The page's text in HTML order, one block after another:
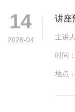
14
2026-04
讲座
讲：
主讲
时间
地点